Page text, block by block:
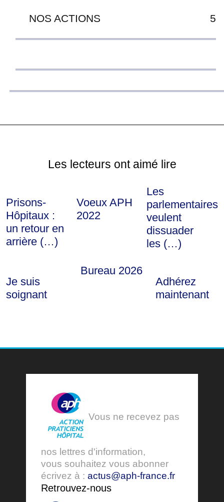
NOS ACTIONS 5
Les lecteurs ont aimé lire
Prisons-
Hôpitaux :
un retour en
arrière (…)
Voeux APH
2022
Les
parlementaires
veulent
dissuader
les (…)
Je suis
soignant
Bureau 2026
Adhérez
maintenant
Vous ne recevez pas
nos lettres d'information,
vous souhaitez vous abonner
écrivez à : actus@aph-france.fr
Retrouvez-nous